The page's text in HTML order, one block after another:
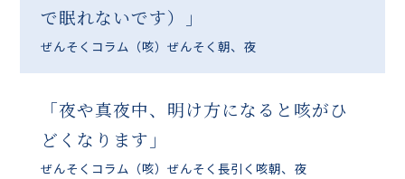
で眠れないです）」
ぜんそくコラム （咳）ぜんそく 朝、夜
「夜や真夜中、明け方になると咳がひ
どくなります」
ぜんそくコラム （咳）ぜんそく 長引く咳朝、夜